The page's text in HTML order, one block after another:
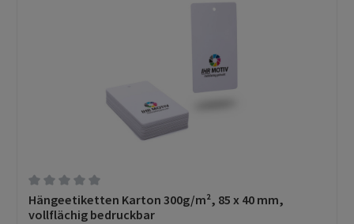
Durchschnittliche Bewertung von 0 von 5 Sternen
Hängeetiketten Karton 300g/m², 85 x 40 mm,
vollflächig bedruckbar